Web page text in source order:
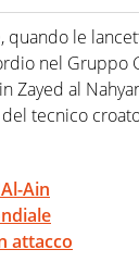
per vivere ogni
la sfera di
quando le
nel Gruppo
Zayed al
del tecnico
Ain
attacco